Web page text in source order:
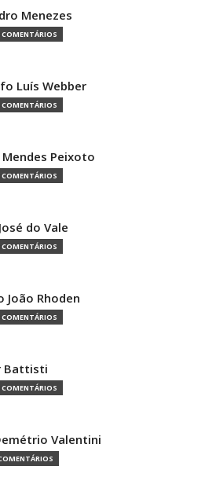
Menezes
COMENTÁRIOS
Luís Webber
COMENTÁRIOS
Peixoto
COMENTÁRIOS
do Vale
COMENTÁRIOS
João Rhoden
COMENTÁRIOS
Battisti
COMENTÁRIOS
Valentini